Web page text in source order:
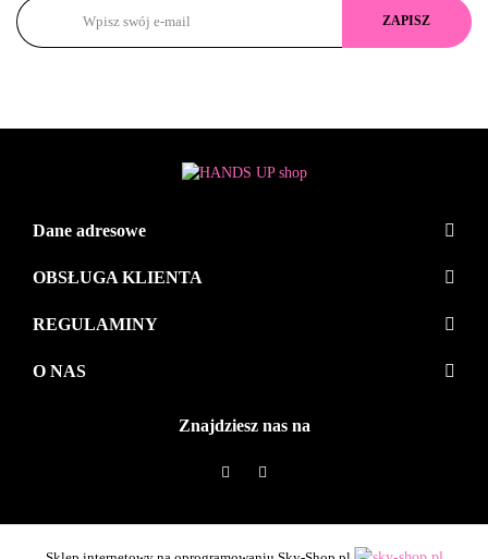
Dane adresowe
OBSŁUGA KLIENTA
REGULAMINY
O NAS
Znajdziesz nas na